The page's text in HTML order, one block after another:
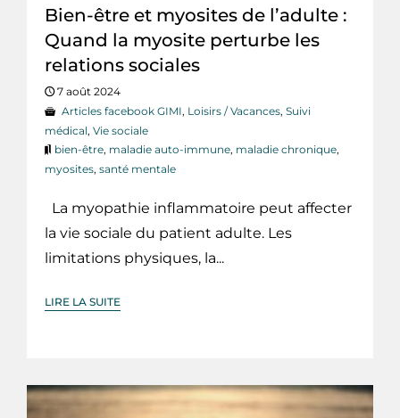
Bien-être et myosites de l’adulte :
Quand la myosite perturbe les
relations sociales
7 août 2024
Articles facebook GIMI, Loisirs / Vacances, Suivi
médical, Vie sociale
bien-être, maladie auto-immune, maladie chronique,
myosites, santé mentale
La myopathie inflammatoire peut affecter
la vie sociale du patient adulte. Les
limitations physiques, la...
LIRE LA SUITE